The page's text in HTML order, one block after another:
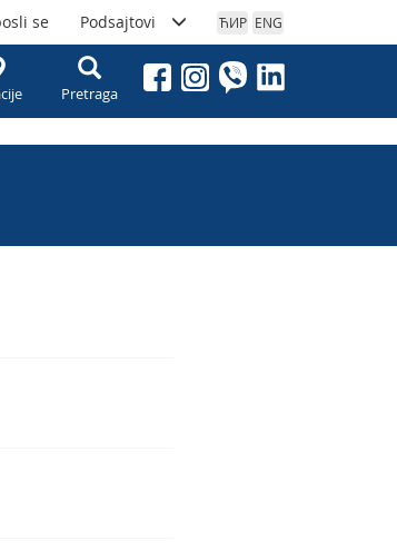
Pretraga
se Podsajtovi ЋИР ENG